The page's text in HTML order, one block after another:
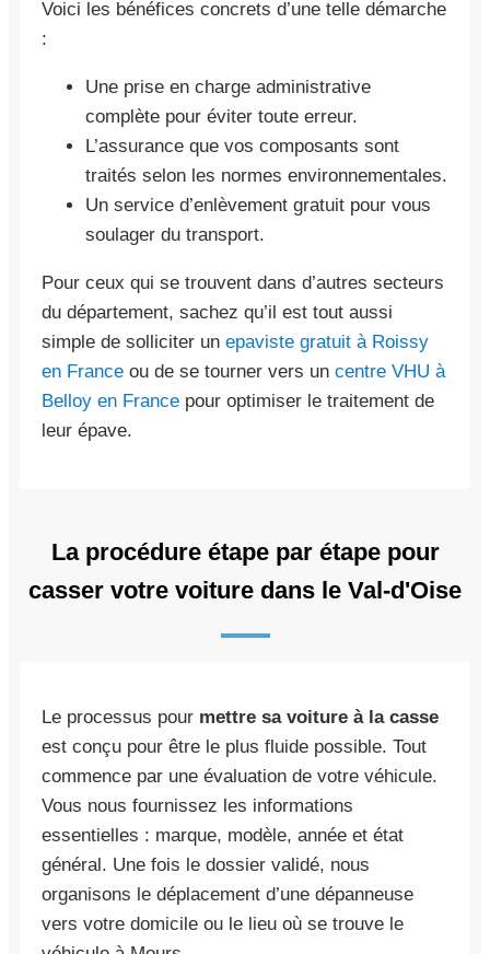
Voici les bénéfices concrets d’une telle démarche
:
Une prise en charge administrative
complète pour éviter toute erreur.
L’assurance que vos composants sont
traités selon les normes environnementales.
Un service d’enlèvement gratuit pour vous
soulager du transport.
Pour ceux qui se trouvent dans d’autres secteurs
du département, sachez qu’il est tout aussi
simple de solliciter un epaviste gratuit à Roissy
en France ou de se tourner vers un centre VHU à
Belloy en France pour optimiser le traitement de
leur épave.
La procédure étape par étape pour
casser votre voiture dans le Val-d'Oise
Le processus pour mettre sa voiture à la casse
est conçu pour être le plus fluide possible. Tout
commence par une évaluation de votre véhicule.
Vous nous fournissez les informations
essentielles : marque, modèle, année et état
général. Une fois le dossier validé, nous
organisons le déplacement d’une dépanneuse
vers votre domicile ou le lieu où se trouve le